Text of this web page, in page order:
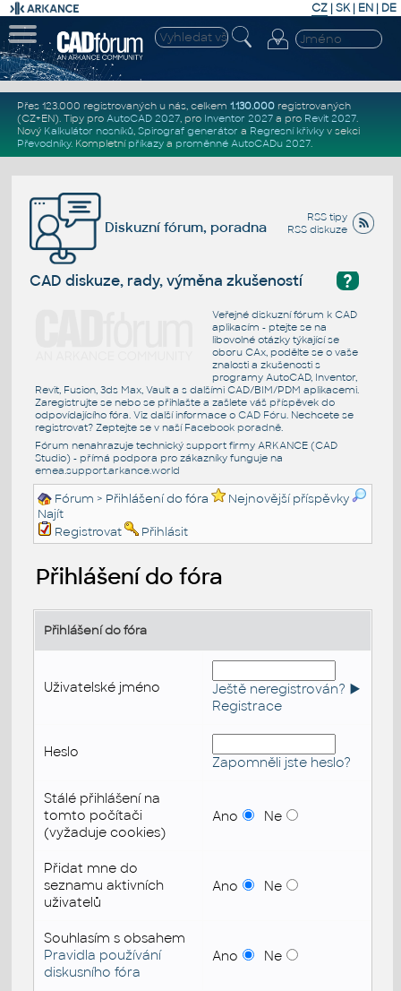
CZ | SK| EN | DE
Přes 123.000 registrovaných u nás, celkem 1.130.000registrovaných
(CZ+EN). Tipy pro AutoCAD 2027, pro Inventor 2027a pro Revit 2027.
Nový Kalkulátor nosníků, Spirograf generátor a Regresní křivkyv sekci
Převodníky. Kompletní příkazya proměnné AutoCADu 2027.
RSS tipy
RSS diskuze
Diskuzní fórum, poradna
?
CAD diskuze, rady, výměna zkušeností
Veřejné diskuzní fórum k CAD
aplikacím - ptejte se na
libovolné otázky týkající se
oboru CAx, podělte se o vaše
znalosti a zkušenosti s
programy AutoCAD, Inventor,
Revit, Fusion, 3ds Max, Vault a s dalšími CAD/BIM/PDM aplikacemi.
Zaregistrujte se nebo se přihlašte a zašlete váš příspěvek do
odpovídajícího fóra. Viz další informace o CAD Fóru. Nechcete se
registrovat? Zeptejte se v naší Facebook poradně.
Fórum nenahrazuje technický support firmy ARKANCE (CAD
Studio) - přímá podpora pro zákazníky funguje na
emea.support.arkance.world
Fórum > Přihlášení do fóra
Nejnovější příspěvky
Najít
Registrovat
Přihlásit
Přihlášení do fóra
Přihlášení do fóra
Uživatelské jméno
Ještě neregistrován? ►
Registrace
Heslo
Zapomněli jste heslo?
Stálé přihlášení na
tomto počítači
(vyžaduje cookies)
Ano Ne
Přidat mne do
seznamu aktivních
uživatelů
Ano Ne
Souhlasím s obsahem
Pravidla používání
diskusního fóra
Ano Ne